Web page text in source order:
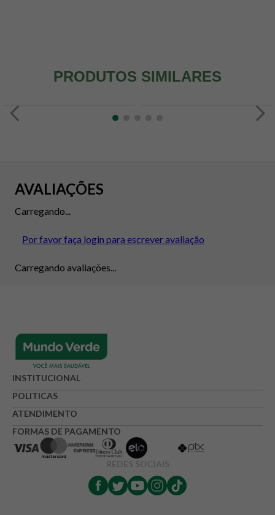
PRODUTOS SIMILARES
AVALIAÇÕES
Carregando...
Por favor faça login para escrever avaliação
Carregando avaliações...
INSTITUCIONAL
POLITICAS
ATENDIMENTO
FORMAS DE PAGAMENTO
REDES SOCIAIS